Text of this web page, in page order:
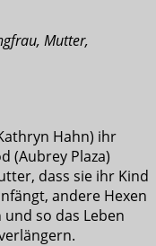
Mutter,
Hahn) ihr
(Aubrey Plaza)
dass sie ihr Kind
andere Hexen
so das Leben